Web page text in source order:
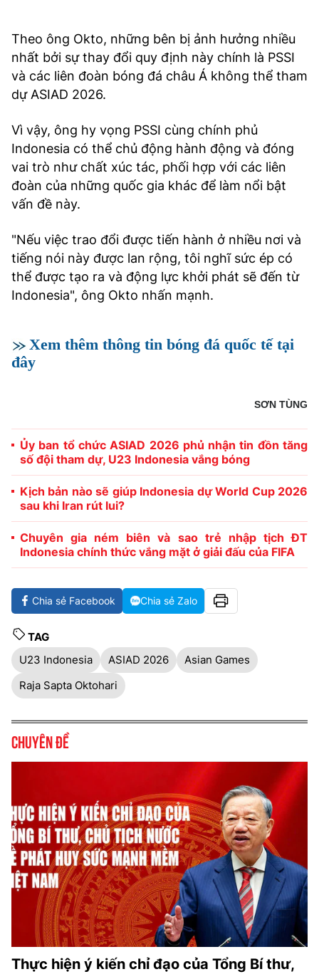
Theo ông Okto, những bên bị ảnh hưởng nhiều
nhất bởi sự thay đổi quy định này chính là PSSI
và các liên đoàn bóng đá châu Á không thể tham
dự ASIAD 2026.
Vì vậy, ông hy vọng PSSI cùng chính phủ
Indonesia có thể chủ động hành động và đóng
vai trò như chất xúc tác, phối hợp với các liên
đoàn của những quốc gia khác để làm nổi bật
vấn đề này.
"Nếu việc trao đổi được tiến hành ở nhiều nơi và
tiếng nói này được lan rộng, tôi nghĩ sức ép có
thể được tạo ra và động lực khởi phát sẽ đến từ
Indonesia", ông Okto nhấn mạnh.
Xem thêm thông tin bóng đá quốc tế tại
đây
SƠN TÙNG
Ủy ban tổ chức ASIAD 2026 phủ nhận tin đồn tăng
số đội tham dự, U23 Indonesia vắng bóng
Kịch bản nào sẽ giúp Indonesia dự World Cup 2026
sau khi Iran rút lui?
Chuyên gia ném biên và sao trẻ nhập tịch ĐT
Indonesia chính thức vắng mặt ở giải đấu của FIFA
Chia sẻ Facebook Chia sẻ Zalo
TAG
U23 Indonesia
ASIAD 2026
Asian Games
Raja Sapta Oktohari
Chuyên đề
Thực hiện ý kiến chỉ đạo của Tổng Bí thư,